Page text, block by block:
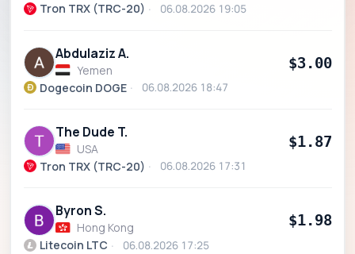
Tron TRX (TRC-20) 06.08.2026 19:05
Abdulaziz A.
Yemen $3.00
Dogecoin DOGE 06.08.2026 18:47
The Dude T.
USA $1.87
Tron TRX (TRC-20) 06.08.2026 17:31
Byron S.
Hong Kong $1.98
Litecoin LTC 06.08.2026 17:25